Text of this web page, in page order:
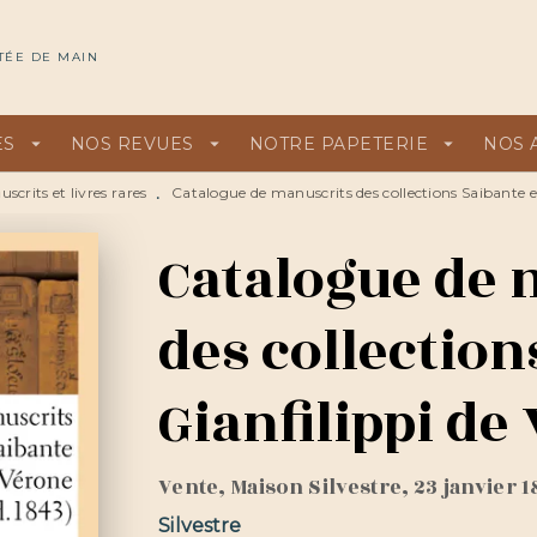
DE MAIN
arrow_drop_down NOS REVUES arrow_drop_down NOTRE PAPETERIE arrow_drop_down NOS
et livres rares • Catalogue de manuscrits des collections Saibante
Catalogue de
des
Gianfilippi de
Vente, Maison Silvestre, 23 janvier
Silvestre